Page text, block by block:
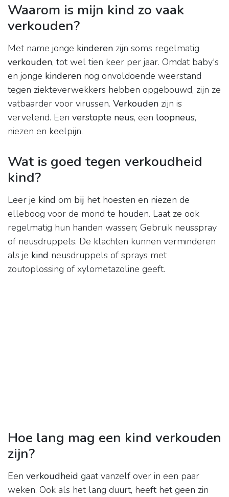
Waarom is mijn kind zo vaak
verkouden?
Met name jonge kinderen zijn soms regelmatig
verkouden, tot wel tien keer per jaar. Omdat baby's
en jonge kinderen nog onvoldoende weerstand
tegen ziekteverwekkers hebben opgebouwd, zijn ze
vatbaarder voor virussen. Verkouden zijn is
vervelend. Een verstopte neus, een loopneus,
niezen en keelpijn.
Wat is goed tegen verkoudheid
kind?
Leer je kind om bij het hoesten en niezen de
elleboog voor de mond te houden. Laat ze ook
regelmatig hun handen wassen; Gebruik neusspray
of neusdruppels. De klachten kunnen verminderen
als je kind neusdruppels of sprays met
zoutoplossing of xylometazoline geeft.
Hoe lang mag een kind verkouden
zijn?
Een verkoudheid gaat vanzelf over in een paar
weken. Ook als het lang duurt, heeft het geen zin